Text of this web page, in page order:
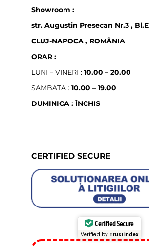
Showroom :
str. Augustin Presecan Nr.3 , Bl.E
CLUJ-NAPOCA , ROMÂNIA
ORAR :
LUNI – VINERI : 10.00 – 20.00
SAMBATA : 10.00 – 19.00
DUMINICA : ÎNCHIS
CERTIFIED SECURE
Certified Secure
Verified by Trustindex